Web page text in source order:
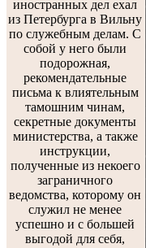
иностранных дел ехал
из Петербурга в Вильну
по служебным делам. С
собой у него были
подорожная,
рекомендательные
письма к влиятельным
тамошним чинам,
секретные документы
министерства, а также
инструкции,
полученные из некоего
заграничного
ведомства, которому он
служил не менее
успешно и с большей
выгодой для себя,